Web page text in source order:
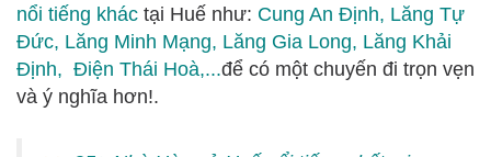
nổi tiếng khác tại Huế như: Cung An Định, Lăng Tự
Đức, Lăng Minh Mạng, Lăng Gia Long, Lăng Khải
Định, Điện Thái Hoà,...để có một chuyến đi trọn vẹn
và ý nghĩa hơn!.